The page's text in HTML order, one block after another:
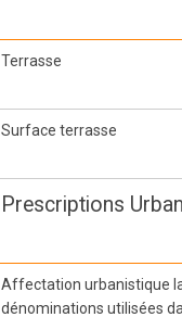
Terrasse
Surface terrasse
Prescriptions
Affectation urbanistique
dénominations utilisées